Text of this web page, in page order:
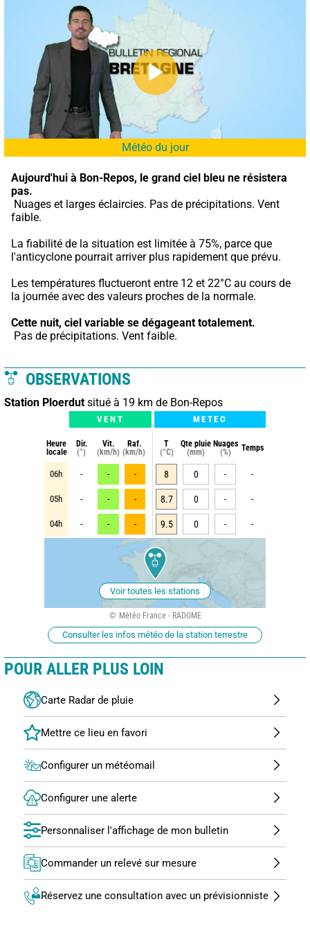
Météo du jour
Aujourd'hui à Bon-Repos, le grand ciel bleu ne résistera
pas.
faible.
La fiabilité de la situation est limitée à 75%, parce que
l'anticyclone pourrait arriver plus rapidement que prévu.
Les températures fluctueront entre 12 et 22°C au cours de
la journée avec des valeurs proches de la normale.
Cette nuit, ciel variable se dégageant totalement.
Pas de précipitations. Vent faible.
OBSERVATIONS
Station Ploerdut situé à 19 km de Bon-Repos
VENT METEO
Heure
locale
Dir.
(°)
Vit.
(km/h)
Raf.
(km/h)
T
(°C)
Qte pluie
(mm)
Nuages
(%)
Temps
06h - - - 8 0 - -
05h - - - 8.7 0 - -
04h - - - 9.5 0 - -
Voir toutes les stations
Météo France - RADOME
Consulter les infos météo de la station terrestre
POUR ALLER PLUS LOIN
Carte Radar de pluie
Configurer un météomail
Configurer une alerte
Personnaliser l'affichage de mon bulletin
Commander un relevé sur mesure
Réservez une consultation avec un prévisionniste